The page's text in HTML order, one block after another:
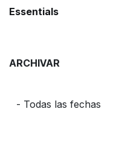
Essentials
ARCHIVAR